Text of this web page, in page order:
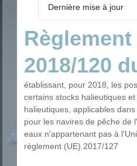
Dernière mise à jour
Règlement
2018/120
établissant, pour 2018, les
certains stocks halieutiques
halieutiques, applicables
pour les navires de pêche de
eaux n'appartenant pas à
règlement (UE) 2017/127